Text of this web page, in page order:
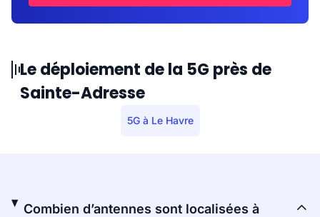
Le déploiement de la 5G près de
Sainte-Adresse
5G à Le Havre
Combien d’antennes sont localisées à